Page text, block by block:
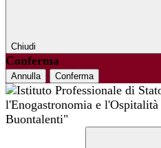
Chiudi
Conferma
Annulla Conferma